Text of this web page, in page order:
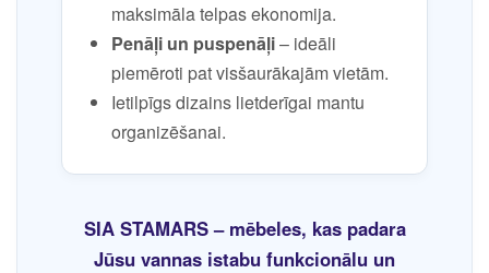
maksimāla telpas ekonomija.
Penāļi un puspenāļi– ideāli
piemēroti pat visšaurākajām vietām.
Ietilpīgs dizains lietderīgai mantu
organizēšanai.
SIA STAMARS – mēbeles, kas padara
Jūsu vannas istabu funkcionālu un